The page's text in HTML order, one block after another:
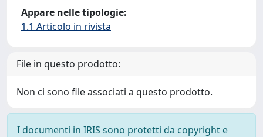
Appare nelle tipologie:
1.1 Articolo in rivista
File in questo prodotto:
Non ci sono file associati a questo prodotto.
I documenti in IRIS sono protetti da copyright e